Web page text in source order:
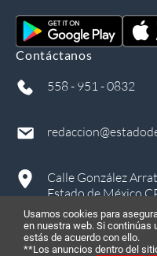
Contáctanos
558 - 951 - 0832
Calle González
Estado de México
Usamos cookies para
en nuestra web. Si continúas
estás de acuerdo con ello.
**Los anuncios dentro del